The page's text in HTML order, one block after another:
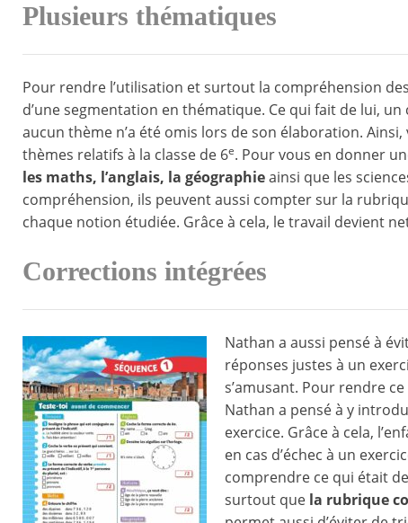
Plusieurs thématiques
Pour rendre l’utilisation et surtout la compréhension
d’une segmentation en thématique. Ce qui fait de lui,
aucun thème n’a été omis lors de son élaboration.
thèmes relatifs à la classe de 6e. Pour vous en donner
les maths, l’anglais, la géographieainsi que les
compréhension, ils peuvent aussi compter sur la
chaque notion étudiée. Grâce à cela, le travail devient
Corrections intégrées
Nathan a aussi pensé à
réponses justes à un
s’amusant. Pour rendre
Nathan a pensé à y
exercice. Grâce à cela,
en cas d’échec à un
comprendre ce qui était
surtout que la rubrique